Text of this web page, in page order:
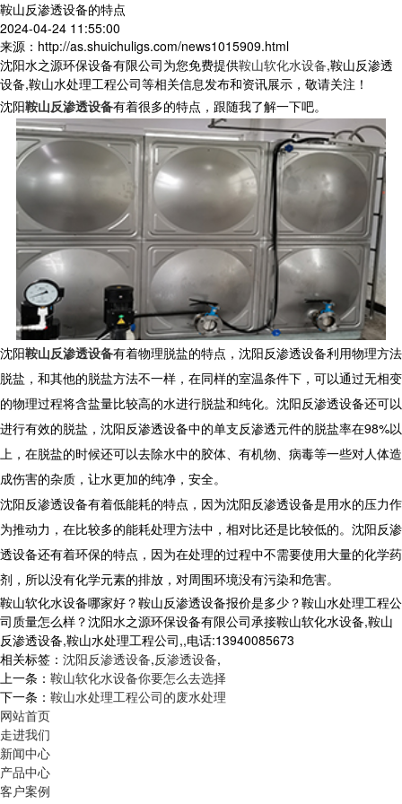
鞍山反渗透设备的特点
2024-04-24 11:55:00
来源：http://as.shuichuligs.com/news1015909.html
沈阳水之源环保设备有限公司为您免费提供鞍山软化水设备,鞍山反渗透
设备,鞍山水处理工程公司等相关信息发布和资讯展示，敬请关注！
沈阳鞍山反渗透设备有着很多的特点，跟随我了解一下吧。
沈阳鞍山反渗透设备有着物理脱盐的特点，沈阳反渗透设备利用物理方法
脱盐，和其他的脱盐方法不一样，在同样的室温条件下，可以通过无相变
的物理过程将含盐量比较高的水进行脱盐和纯化。沈阳反渗透设备还可以
进行有效的脱盐，沈阳反渗透设备中的单支反渗透元件的脱盐率在98%以
上，在脱盐的时候还可以去除水中的胶体、有机物、病毒等一些对人体造
成伤害的杂质，让水更加的纯净，安全。
沈阳反渗透设备有着低能耗的特点，因为沈阳反渗透设备是用水的压力作
为推动力，在比较多的能耗处理方法中，相对比还是比较低的。沈阳反渗
透设备还有着环保的特点，因为在处理的过程中不需要使用大量的化学药
剂，所以没有化学元素的排放，对周围环境没有污染和危害。
鞍山软化水设备哪家好？鞍山反渗透设备报价是多少？鞍山水处理工程公
司质量怎么样？沈阳水之源环保设备有限公司承接鞍山软化水设备,鞍山
反渗透设备,鞍山水处理工程公司,,电话:13940085673
相关标签： 沈阳反渗透设备,反渗透设备,
上一条： 鞍山软化水设备你要怎么去选择
下一条： 鞍山水处理工程公司的废水处理
网站首页
走进我们
新闻中心
产品中心
客户案例